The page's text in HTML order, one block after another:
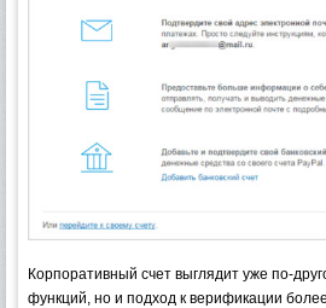
Корпоративный счет выглядит уже по-
функций, но и подход к верификации более